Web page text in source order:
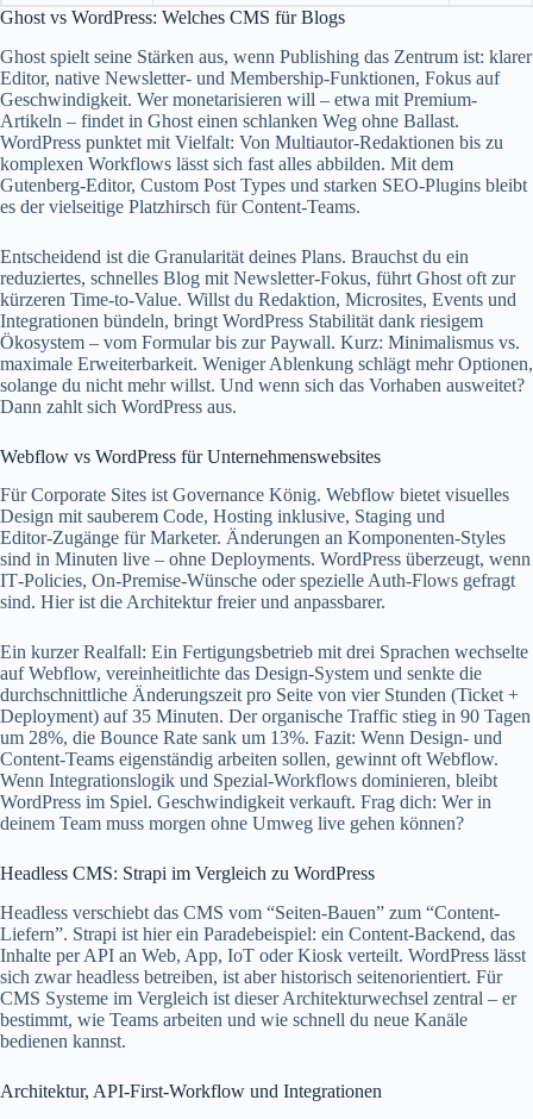
Ghost vs WordPress: Welches CMS für Blogs
Ghost spielt seine Stärken aus, wenn Publishing das Zentrum ist: klarer
Editor, native Newsletter- und Membership‑Funktionen, Fokus auf
Geschwindigkeit. Wer monetarisieren will – etwa mit Premium-
Artikeln – findet in Ghost einen schlanken Weg ohne Ballast.
WordPress punktet mit Vielfalt: Von Multiautor-Redaktionen bis zu
komplexen Workflows lässt sich fast alles abbilden. Mit dem
Gutenberg‑Editor, Custom Post Types und starken SEO‑Plugins bleibt
es der vielseitige Platzhirsch für Content-Teams.
Entscheidend ist die Granularität deines Plans. Brauchst du ein
reduziertes, schnelles Blog mit Newsletter‑Fokus, führt Ghost oft zur
kürzeren Time‑to‑Value. Willst du Redaktion, Microsites, Events und
Integrationen bündeln, bringt WordPress Stabilität dank riesigem
Ökosystem – vom Formular bis zur Paywall. Kurz: Minimalismus vs.
maximale Erweiterbarkeit. Weniger Ablenkung schlägt mehr Optionen,
solange du nicht mehr willst. Und wenn sich das Vorhaben ausweitet?
Dann zahlt sich WordPress aus.
Webflow vs WordPress für Unternehmenswebsites
Für Corporate Sites ist Governance König. Webflow bietet visuelles
Design mit sauberem Code, Hosting inklusive, Staging und
Editor‑Zugänge für Marketer. Änderungen an Komponenten-Styles
sind in Minuten live – ohne Deployments. WordPress überzeugt, wenn
IT‑Policies, On‑Premise‑Wünsche oder spezielle Auth-Flows gefragt
sind. Hier ist die Architektur freier und anpassbarer.
Ein kurzer Realfall: Ein Fertigungsbetrieb mit drei Sprachen wechselte
auf Webflow, vereinheitlichte das Design-System und senkte die
durchschnittliche Änderungszeit pro Seite von vier Stunden (Ticket +
Deployment) auf 35 Minuten. Der organische Traffic stieg in 90 Tagen
um 28%, die Bounce Rate sank um 13%. Fazit: Wenn Design- und
Content‑Teams eigenständig arbeiten sollen, gewinnt oft Webflow.
Wenn Integrationslogik und Spezial-Workflows dominieren, bleibt
WordPress im Spiel. Geschwindigkeit verkauft. Frag dich: Wer in
deinem Team muss morgen ohne Umweg live gehen können?
Headless CMS: Strapi im Vergleich zu WordPress
Headless verschiebt das CMS vom “Seiten-Bauen” zum “Content-
Liefern”. Strapi ist hier ein Paradebeispiel: ein Content‑Backend, das
Inhalte per API an Web, App, IoT oder Kiosk verteilt. WordPress lässt
sich zwar headless betreiben, ist aber historisch seitenorientiert. Für
CMS Systeme im Vergleich ist dieser Architekturwechsel zentral – er
bestimmt, wie Teams arbeiten und wie schnell du neue Kanäle
bedienen kannst.
Architektur, API-First-Workflow und Integrationen